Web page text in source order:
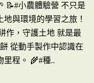
📝#小農體驗營 不只是
與環境的學習之旅！
作，守護土地 就是最
從動手製作中認識在
里程。 🌾#種..